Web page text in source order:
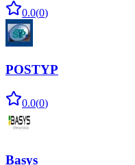
0.0(0)
POSTYP
0.0(0)
Basys